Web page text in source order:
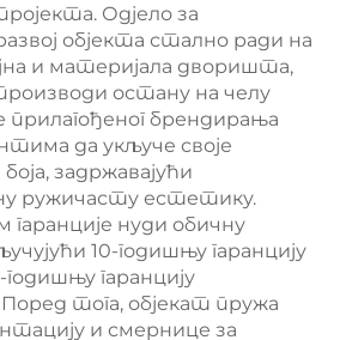
Одјело за
објекта стално ради на
и материјала дворишта,
производи остану на челу
прилагођеног брендирања
да укључе своје
задржавајући
ружичасту естетику.
гаранције нуди обичну
10-годишњу гаранцију
гаранцију
тога, објекат пружа
и смернице за